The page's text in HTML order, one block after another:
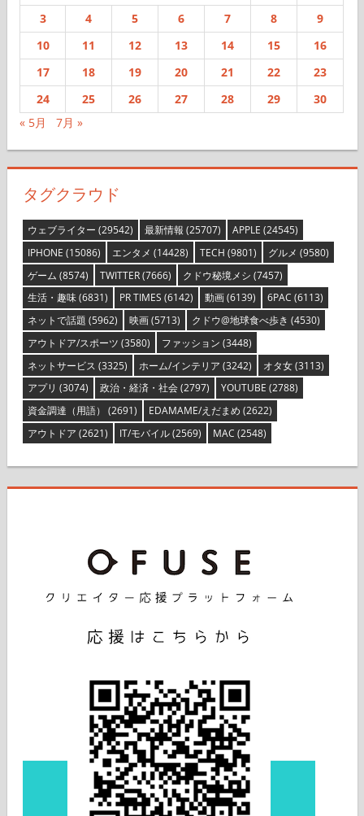
3
4 5 6 7 8
9
10
11 12 13 14 15
16
17
18 19 20 21 22
23
24
25 26 27 28 29
30
« 5月
7月 »
タグクラウド
ウェブライター (29542) 最新情報 (25707) APPLE (24545)
IPHONE (15086) エンタメ (14428) TECH (9801) グルメ (9580)
ゲーム (8574) TWITTER(7666) クドウ秘境メシ (7457)
生活・趣味(6831) PR TIMES (6142) 動画(6139) 6PAC (6113)
ネットで話題 (5962) 映画(5713) クドウ@地球食べ歩き (4530)
アウトドア/スポーツ (3580) ファッション (3448)
ネットサービス (3325) ホーム/インテリア (3242) オタ女(3113)
アプリ (3074) 政治・経済・社会(2797) YOUTUBE (2788)
資金調達（用語） (2691) EDAMAME/えだまめ (2622)
アウトドア (2621) IT/モバイル(2569) MAC (2548)